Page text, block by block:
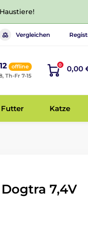
Vergleichen
offline
Th-Fr 7-15
0 0,00
Futter Katze
7,4V